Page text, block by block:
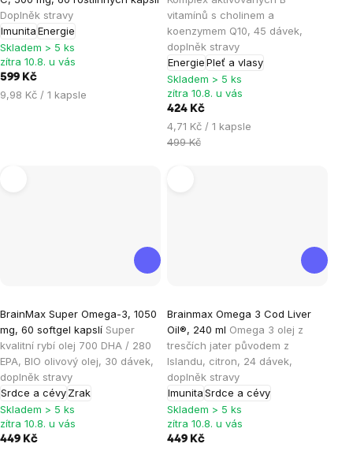
Doplněk stravy
ImunitaEnergie
je
5,0
z
5
hvězdiček.
Skladem > 5 ks
zítra 10.8. u vás
599 Kč
Měrná
9,98 Kč / 1 kapsle
vitamínů s cholinem a
koenzymem Q10, 45 dávek,
doplněk stravy
EnergiePleť a vlasy
je
5,0
z
5
hvězdiček.
Skladem > 5 ks
zítra 10.8. u vás
424 Kč
Měrná
cena:
4,71 Kč / 1 kapsle
499 Kč
BrainMax Super Omega-3, 1050
mg, 60 softgel kapslí Super
kvalitní rybí olej 700 DHA / 280
EPA, BIO olivový olej, 30 dávek,
doplněk stravy
Srdce a cévyZrak
hodnocení
produktu
je
5,0
z
5
hvězdiček.
Skladem > 5 ks
zítra 10.8. u vás
449 Kč
Brainmax Omega 3 Cod Liver
Oil®, 240 ml Omega 3 olej z
tresčích jater původem z
Islandu, citron, 24 dávek,
doplněk stravy
ImunitaSrdce a cévy
hodnocení
produktu
je
5,0
z
5
hvězdiček.
Skladem > 5 ks
zítra 10.8. u vás
449 Kč